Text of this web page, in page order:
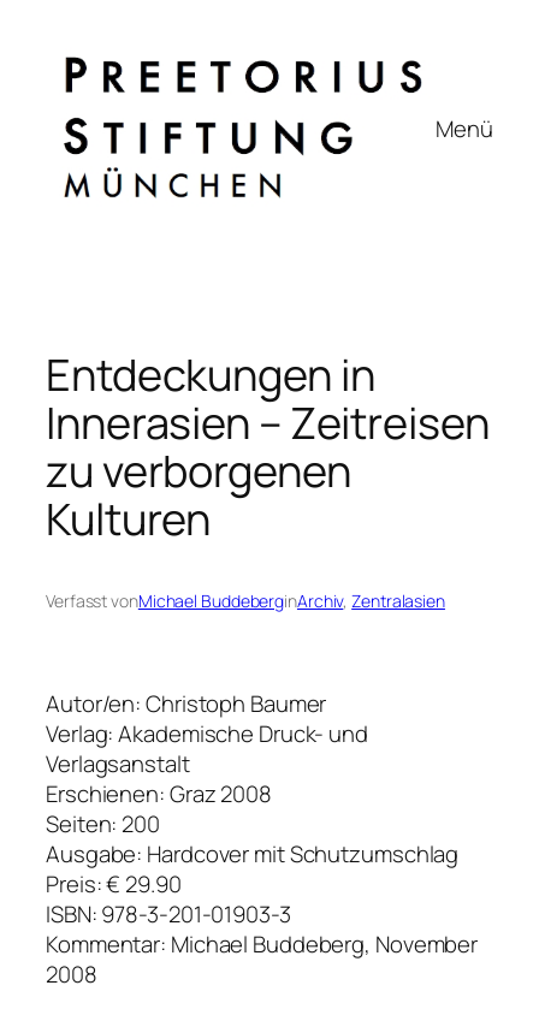
springen
Menü
Entdeckungen in
Innerasien – Zeitreisen
zu verborgenen
Kulturen
Verfasst vonMichael BuddeberginArchiv, Zentralasien
Autor/en: Christoph Baumer
Verlag: Akademische Druck- und
Verlagsanstalt
Erschienen: Graz 2008
Seiten: 200
Ausgabe: Hardcover mit Schutzumschlag
Preis: € 29.90
ISBN: 978-3-201-01903-3
Kommentar: Michael Buddeberg, November
2008